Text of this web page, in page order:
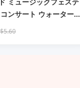
ンサート ウォーターバ
クティー ドリンク
$5.60